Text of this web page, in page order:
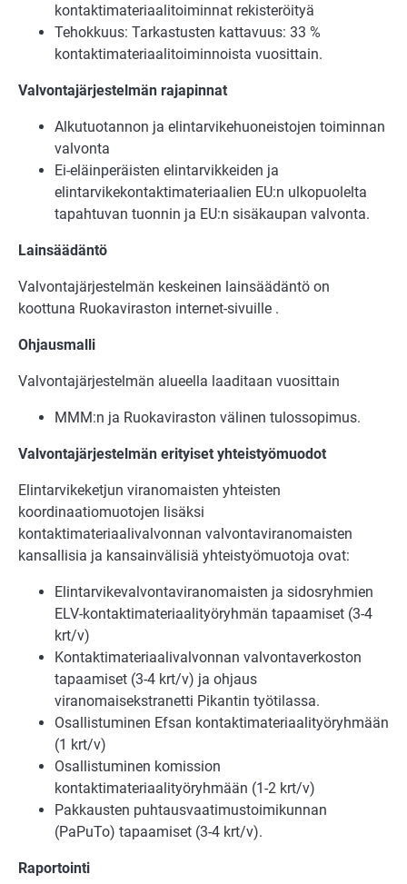
kontaktimateriaalitoiminnat rekisteröityä
Tehokkuus: Tarkastusten kattavuus: 33 %
kontaktimateriaalitoiminnoista vuosittain.
Valvontajärjestelmän rajapinnat
Alkutuotannon ja elintarvikehuoneistojen toiminnan
valvonta
Ei-eläinperäisten elintarvikkeiden ja
elintarvikekontaktimateriaalien EU:n ulkopuolelta
tapahtuvan tuonnin ja EU:n sisäkaupan valvonta.
Lainsäädäntö
Valvontajärjestelmän keskeinen lainsäädäntö on
koottuna Ruokaviraston internet-sivuille .
Ohjausmalli
Valvontajärjestelmän alueella laaditaan vuosittain
MMM:n ja Ruokaviraston välinen tulossopimus.
Valvontajärjestelmän erityiset yhteistyömuodot
Elintarvikeketjun viranomaisten yhteisten
koordinaatiomuotojen lisäksi
kontaktimateriaalivalvonnan valvontaviranomaisten
kansallisia ja kansainvälisiä yhteistyömuotoja ovat:
Elintarvikevalvontaviranomaisten ja sidosryhmien
ELV-kontaktimateriaalityöryhmän tapaamiset (3-4
krt/v)
Kontaktimateriaalivalvonnan valvontaverkoston
tapaamiset (3-4 krt/v) ja ohjaus
viranomaisekstranetti Pikantin työtilassa.
Osallistuminen Efsan kontaktimateriaalityöryhmään
(1 krt/v)
Osallistuminen komission
kontaktimateriaalityöryhmään (1-2 krt/v)
Pakkausten puhtausvaatimustoimikunnan
(PaPuTo) tapaamiset (3-4 krt/v).
Raportointi